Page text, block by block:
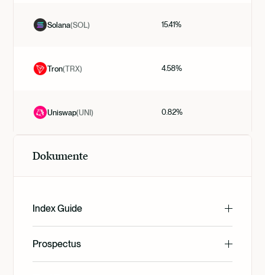
Solana(SOL) 15.41%
Tron(TRX) 4.58%
Uniswap(UNI) 0.82%
Dokumente
Index Guide
English
Prospectus